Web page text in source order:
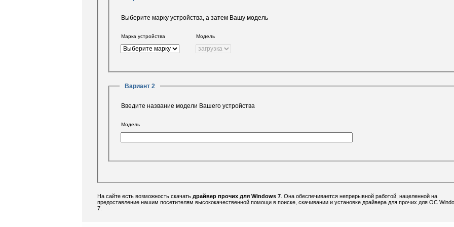
Выберите марку устройства, а затем Вашу модель
Марка устройства Модель
Вариант 2
Введите название модели Вашего устройства
Модель
На сайте есть возможность скачать драйвер прочих для Windows 7 . Она обеспечивается непрерывной работой, нацеленной на
предоставление нашим посетителям высококачественной помощи в поиске, скачивании и установке драйвера для прочих для ОС
7.